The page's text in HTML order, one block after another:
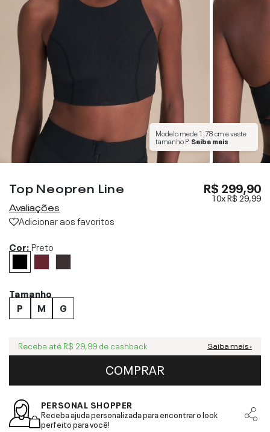
Modelo mede1,78 cme veste
tamanhoP. Saiba mais
Top Neopren Line
Avaliações
Adicionar aos favoritos
R$ 299,90
10xR$ 29,99
Cor:Preto
Tamanho
P
M G
Receba até R$ 29,99 de cashback Saiba mais ›
COMPRAR
PERSONAL SHOPPER
Receba ajuda personalizada para encontrar o look
perfeito para você!